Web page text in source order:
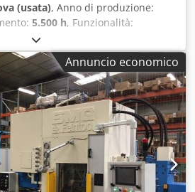
(usata), Anno di produzione:
5.500 h, Funzionalità:
, numero macchina/veicolo:
documentazione /
UNA VISITA ALLA LINEA
PARTE DI INTERESSATI SERI! A
LA SMONTAGGIO DELLA LINEA,
ULTERIORI AZIONI. Offro in
completamente unica in
porta-uova per 10 pezzi, sia
a commessa. Dal pretrattamento
alla spedizione, offriamo un
Chsdpjya Eh Ejfx Ackea 2. La
Annuncio economico